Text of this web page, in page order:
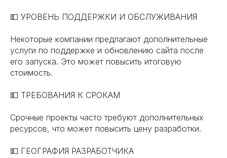
💵 УРОВЕНЬ ПОДДЕРЖКИ И ОБСЛУЖИВАНИЯ
Некоторые компании предлагают дополнительные
услуги по поддержке и обновлению сайта после
его запуска. Это может повысить итоговую
стоимость.
💵 ТРЕБОВАНИЯ К СРОКАМ
Срочные проекты часто требуют дополнительных
ресурсов, что может повысить цену разработки.
💵 ГЕОГРАФИЯ РАЗРАБОТЧИКА